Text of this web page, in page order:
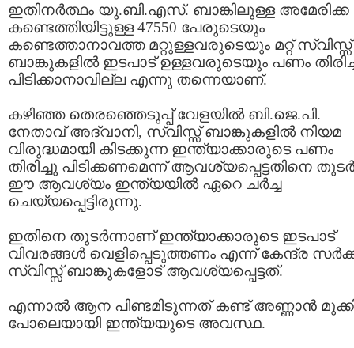
ഇതിനര്‍ത്ഥം യു.ബി.എസ്. ബാങ്കിലുള്ള അമേരിക്ക
കണ്ടെത്തിയിട്ടുള്ള 47550 പേരുടെയും
കണ്ടെത്താനാവത്ത മറ്റുള്ളവരുടെയും മറ്റ് സ്വിസ്സ്
ബാങ്കുകളില്‍ ഇടപാട് ഉള്ളവരുടെയും പണം
പിടിക്കാനാവില്ല എന്നു തന്നെയാണ്.
കഴിഞ്ഞ തെരഞ്ഞെടുപ്പ് വേളയില്‍ ബി.ജെ.പി.
നേതാവ് അദ്വാനി, സ്വിസ്സ് ബാങ്കുകളില്‍ നിയമ
വിരുദ്ധമായി കിടക്കുന്ന ഇന്ത്യാക്കാരുടെ പണം
തിരിച്ചു പിടിക്കണമെന്ന് ആവശ്യപ്പെട്ടതിനെ
ഈ ആവശ്യം ഇന്ത്യയില്‍ ഏറെ ചര്‍ച്ച
ചെയ്യപ്പെട്ടിരുന്നു.
ഇതിനെ തുടര്‍ന്നാണ് ഇന്ത്യാക്കാരുടെ ഇടപാട്
വിവരങ്ങള്‍ വെളിപ്പെടുത്തണം എന്ന് കേന്ദ്ര
സ്വിസ്സ് ബാങ്കുകളോട് ആവശ്യപ്പെട്ടത്.
എന്നാല്‍ ആന പിണ്ടമിടുന്നത് കണ്ട് അണ്ണാന്‍
പോലെയായി ഇന്ത്യയുടെ അവസ്ഥ.